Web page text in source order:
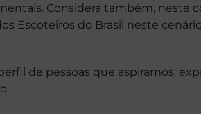
Considera também,
Escoteiros do Brasil neste
de pessoas que aspiramos,